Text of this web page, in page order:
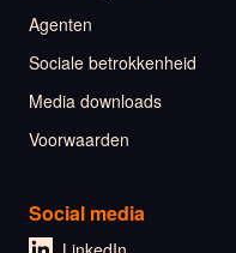
Agenten
Sociale betrokkenheid
Media downloads
Voorwaarden
Social media